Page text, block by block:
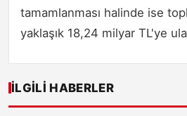
tamamlanması halinde ise
yaklaşık 18,24 milyar TL'ye
İLGILI HABERLER